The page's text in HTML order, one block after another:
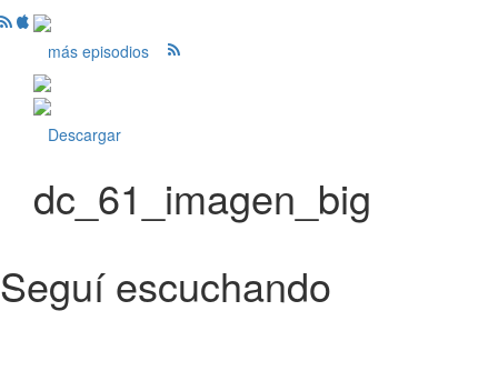
más episodios
Descargar
dc_61_imagen_big
Seguí escuchando